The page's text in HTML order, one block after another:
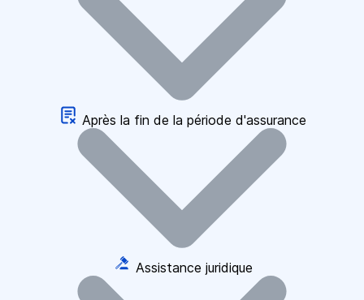
Après la fin de la période d'assurance
Assistance juridique